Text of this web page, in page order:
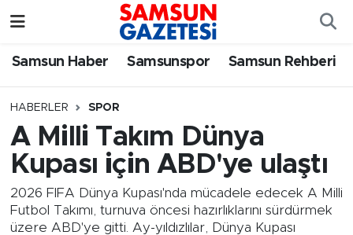
Samsun Haber Samsunspor Samsun Rehberi
HABERLER SPOR
A Milli Takım Dünya
Kupası için ABD'ye ulaştı
2026 FIFA Dünya Kupası'nda mücadele edecek A Milli
Futbol Takımı, turnuva öncesi hazırlıklarını sürdürmek
üzere ABD'ye gitti. Ay-yıldızlılar, Dünya Kupası
Samsun Haber
Samsun Rehberi
Resmi İlanlar
Samsun Nöbetçi Eczaneler
SAMSUN Namaz Vakitleri
Samsun Trafik Yoğunluk Haritası
Süper Lig Puan Durumu ve Fikstür